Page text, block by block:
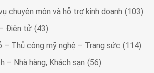
chuyên môn và hỗ trợ kinh doanh (103)
Điện tử (43)
– Thủ công mỹ nghệ – Trang sức (114)
– Nhà hàng, Khách sạn (56)